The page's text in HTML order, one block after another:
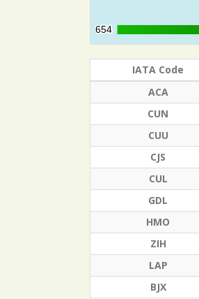
654
654
IATA Code
ACA
CUN
CUU
CJS
CUL
GDL
HMO
ZIH
LAP
BJX